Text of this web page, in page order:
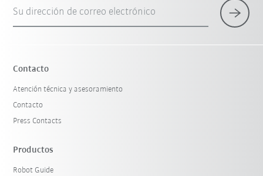
Su dirección de correo electrónico
Contacto
Atención técnica y asesoramiento
Contacto
Press Contacts
Productos
Robot Guide